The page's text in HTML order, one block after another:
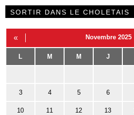
SORTIR DANS LE CHOLETAIS
« Novembre 2025
L M M J
3 4 5 6
10 11 12 13